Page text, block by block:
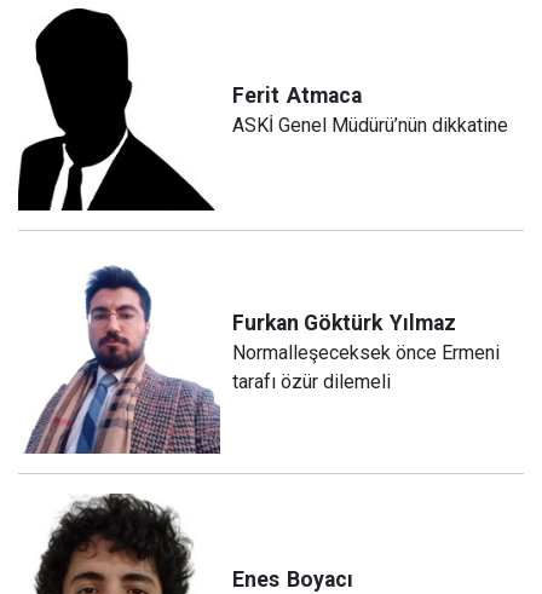
Ferit Atmaca
ASKİ Genel Müdürü’nün dikkatine
Furkan Göktürk Yılmaz
Normalleşeceksek önce Ermeni
tarafı özür dilemeli
Enes Boyacı